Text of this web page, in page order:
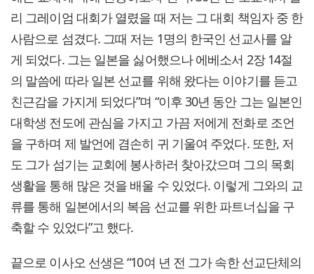
리 그레이엄 대회가 열렸을 때 저는 그 대회 책임자 중 한
사람으로 섬겼다. 그때 저는 1명의 한국인 선교사를 알
게 되었다. 그는 일본을 싫어했으나 에베소서 2장 14절
의 말씀에 따라 일본 선교를 위해 왔다는 이야기를 듣고
친근감을 가지게 되었다”며 “이후 30년 동안 그는 일본인
대학생 전도에 관심을 가지고 가끔 저에게 전화로 조언
을 구하며 제 발언에 겸손히 귀 기울여 주었다. 또한, 저
도 그가 섬기는 교회에 봉사하러 찾아갔으며 그의 목회
생활을 통해 많은 것을 배울 수 있었다. 이렇게 그와의 교
류를 통해 일본에서의 복음 선교를 위한 파트너십을 구
축할 수 있었다”고 했다.
끝으로 이사오 선생은 “10여 년 전 그가 속한 선교단체의